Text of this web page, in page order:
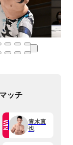
ッチ
WIN
青木真
也